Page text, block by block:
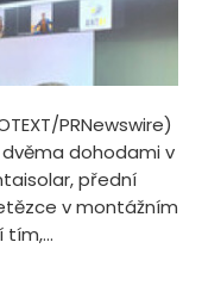
PRNewswire)
dohodami v
přední
v montážním